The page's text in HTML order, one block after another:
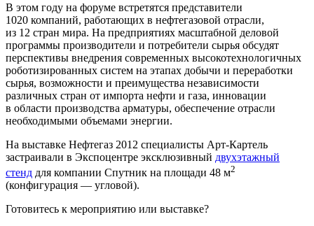
В этом году на форуме встретятся представители
1020 компаний, работающих в нефтегазовой отрасли,
из 12 стран мира. На предприятиях масштабной деловой
программы производители и потребители сырья обсудят
перспективы внедрения современных высокотехнологичных
роботизированных систем на этапах добычи и переработки
сырья, возможности и преимущества независимости
различных стран от импорта нефти и газа, инновации
в области производства арматуры, обеспечение отрасли
необходимыми объемами энергии.
На выставке Нефтегаз 2012 специалисты Арт-Картель
застраивали в Экспоцентре эксклюзивный двухэтажный
стенд для компании Спутник на площади 48 м2
(конфигурация — угловой).
Готовитесь к мероприятию или выставке?